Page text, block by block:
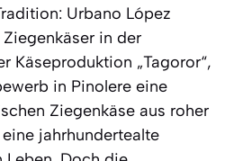
Urbano López
in der
Käseproduktion „Tagoror“,
in Pinolere eine
Ziegenkäse aus roher
jahrhundertealte